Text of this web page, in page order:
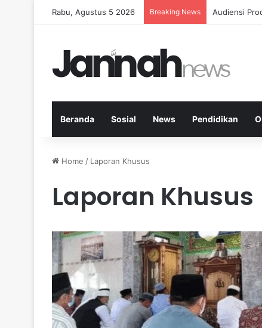
Rabu, Agustus 5 2026 Breaking News Diet
Beranda Sosial News Pendidikan
Home / Laporan Khusus
Laporan Khusus